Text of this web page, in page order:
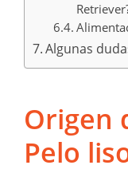
Algunas
Origen
Pelo